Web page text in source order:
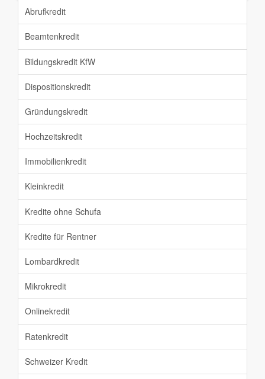
Abrufkredit
Beamtenkredit
Bildungskredit KfW
Dispositionskredit
Gründungskredit
Hochzeitskredit
Immobilienkredit
Kleinkredit
Kredite ohne Schufa
Kredite für Rentner
Lombardkredit
Mikrokredit
Onlinekredit
Ratenkredit
Schweizer Kredit